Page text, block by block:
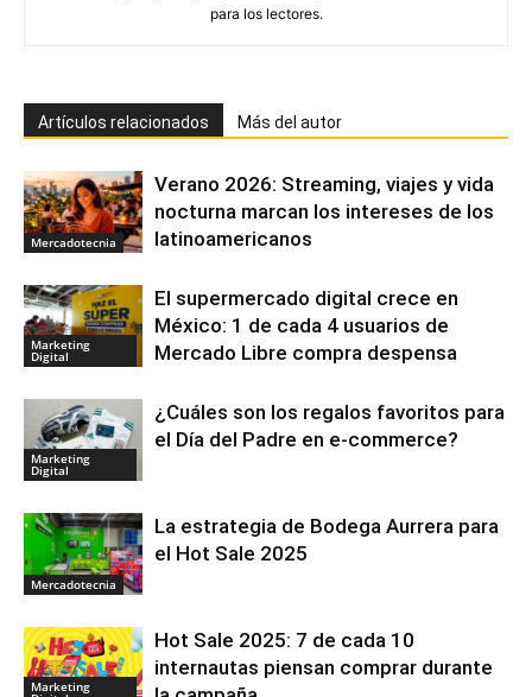
para los lectores.
Artículos relacionados Más del autor
Mercadotecnia
Verano 2026: Streaming, viajes y vida
nocturna marcan los intereses de los
latinoamericanos
Marketing
Digital
El supermercado digital crece en
México: 1 de cada 4 usuarios de
Mercado Libre compra despensa
Marketing
Digital
¿Cuáles son los regalos favoritos para
el Día del Padre en e-commerce?
Mercadotecnia
La estrategia de Bodega Aurrera para
el Hot Sale 2025
Marketing
Hot Sale 2025: 7 de cada 10
internautas piensan comprar durante